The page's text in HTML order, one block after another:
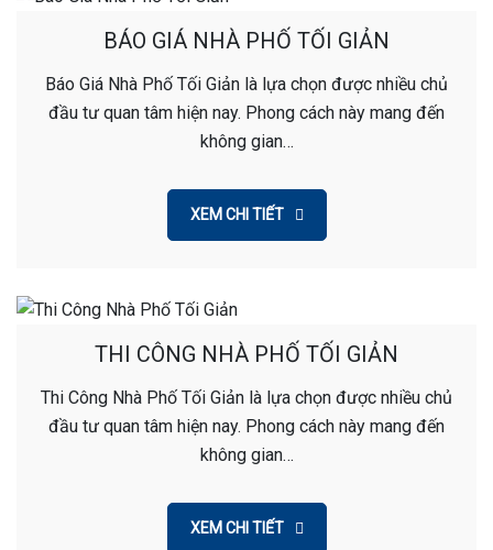
BÁO GIÁ NHÀ PHỐ TỐI GIẢN
Báo Giá Nhà Phố Tối Giản là lựa chọn được nhiều chủ
đầu tư quan tâm hiện nay. Phong cách này mang đến
không gian…
XEM CHI TIẾT
THI CÔNG NHÀ PHỐ TỐI GIẢN
Thi Công Nhà Phố Tối Giản là lựa chọn được nhiều chủ
đầu tư quan tâm hiện nay. Phong cách này mang đến
không gian…
XEM CHI TIẾT